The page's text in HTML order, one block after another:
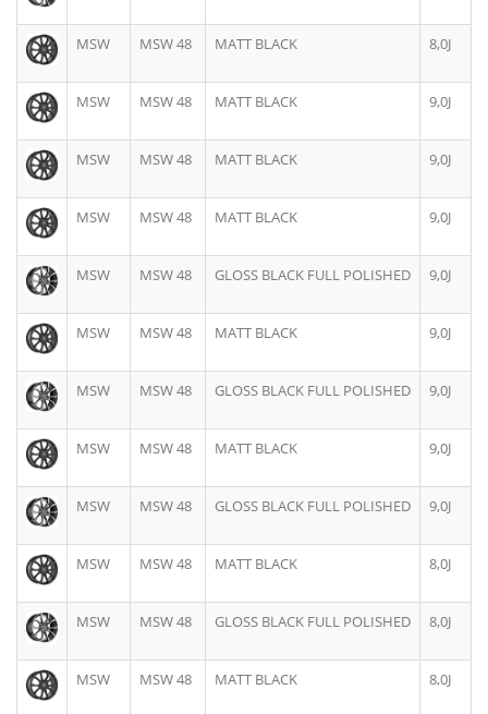
MSW MSW 48 MATT BLACK 8,0J
MSW MSW 48 MATT BLACK 9,0J
MSW MSW 48 MATT BLACK 9,0J
MSW MSW 48 MATT BLACK 9,0J
MSW MSW 48 GLOSS BLACK FULL POLISHED 9,0J
MSW MSW 48 MATT BLACK 9,0J
MSW MSW 48 GLOSS BLACK FULL POLISHED 9,0J
MSW MSW 48 MATT BLACK 9,0J
MSW MSW 48 GLOSS BLACK FULL POLISHED 9,0J
MSW MSW 48 MATT BLACK 8,0J
MSW MSW 48 GLOSS BLACK FULL POLISHED 8,0J
MSW MSW 48 MATT BLACK 8,0J